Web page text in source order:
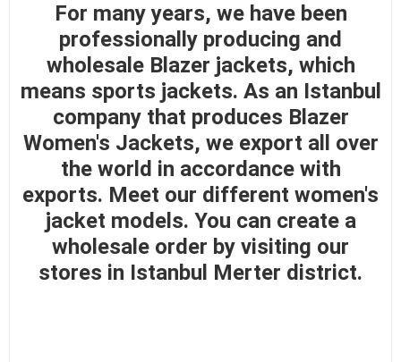
For many years, we have been
professionally producing and
wholesale Blazer jackets, which
means sports jackets. As an Istanbul
company that produces Blazer
Women's Jackets, we export all over
the world in accordance with
exports. Meet our different women's
jacket models. You can create a
wholesale order by visiting our
stores in Istanbul Merter district.